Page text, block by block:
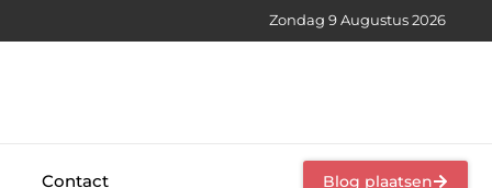
Zondag 9 Augustus 2026
Contact Blog plaatsen